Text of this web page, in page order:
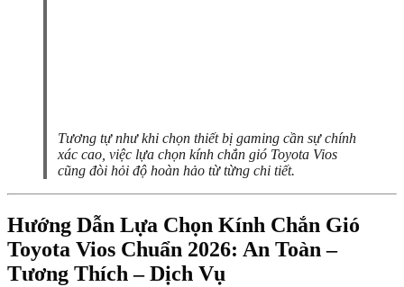
Tương tự như khi chọn thiết bị gaming cần sự chính
xác cao, việc lựa chọn kính chắn gió Toyota Vios
cũng đòi hỏi độ hoàn hảo từ từng chi tiết.
Hướng Dẫn Lựa Chọn Kính Chắn Gió
Toyota Vios Chuẩn 2026: An Toàn –
Tương Thích – Dịch Vụ